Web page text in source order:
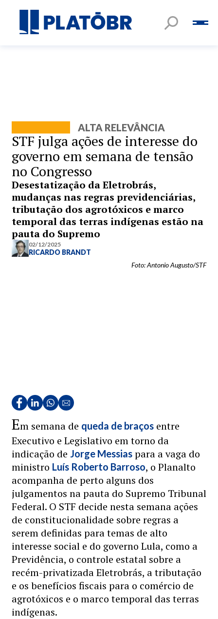
ALTA RELEVÂNCIA
STF julga ações de interesse do
governo em semana de tensão
no Congresso
Desestatização da Eletrobrás,
mudanças nas regras previdenciárias,
tributação dos agrotóxicos e marco
temporal das terras indígenas estão na
pauta do Supremo
02/12/2025
RICARDO BRANDT
Foto: Antonio Augusto/STF
Em semana de queda de braços entre
Executivo e Legislativo em torno da
indicação de Jorge Messias para a vaga do
ministro Luís Roberto Barroso, o Planalto
acompanha de perto alguns dos
julgamentos na pauta do Supremo Tribunal
Federal. O STF decide nesta semana ações
de constitucionalidade sobre regras a
serem definidas para temas de alto
interesse social e do governo Lula, como a
Previdência, o controle estatal sobre a
recém-privatizada Eletrobrás, a tributação
e os benefícios fiscais para o comércio de
agrotóxicos e o marco temporal das terras
indígenas.